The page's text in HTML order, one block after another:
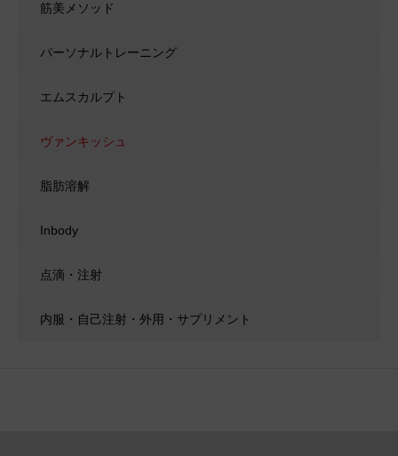
筋美メソッド
パーソナルトレーニング
エムスカルプト
ヴァンキッシュ
脂肪溶解
Inbody
点滴・注射
内服・自己注射・外用・サプリメント